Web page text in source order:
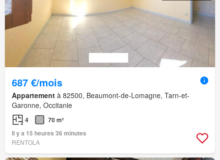
687 €/mois
Appartement à 82500, Beaumont-de-Lomagne, Tarn-et-
Garonne, Occitanie
4
70 m²
Il y a 15 heures 36 minutes
RENTOLA